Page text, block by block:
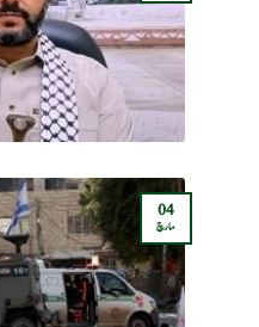
04
مارچ